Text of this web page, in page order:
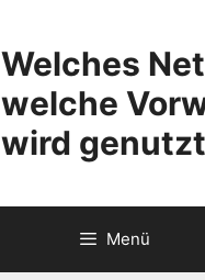
Welches
welche
wird
Menü